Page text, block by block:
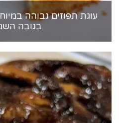
עוגת תפוזים גבוהה
בגובה